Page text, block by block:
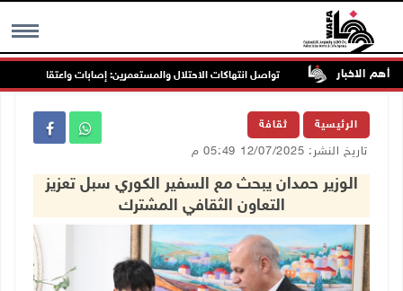
MENU أهم الاخبار
جنين تواصل انتهاكات الاحتلال والمستعمرين: إصابات واعتقالات
الرئيسية ثقافة
تاريخ النشر: 12/07/2025 05:49 م
الوزير حمدان يبحث مع السفير الكوري سبل تعزيز
التعاون الثقافي المشترك